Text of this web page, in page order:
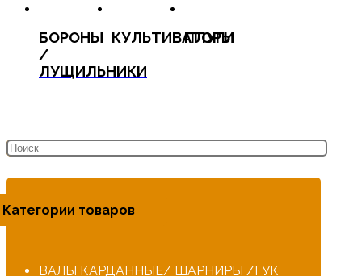
БОРОНЫ
/
ЛУЩИЛЬНИКИ
КУЛЬТИВАТОРЫ
ПЛУГИ
Категории товаров
ВАЛЫ КАРДАННЫЕ/ ШАРНИРЫ /ГУК